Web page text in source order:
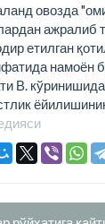
овозда
ажралиб
етилган
намоён
В.